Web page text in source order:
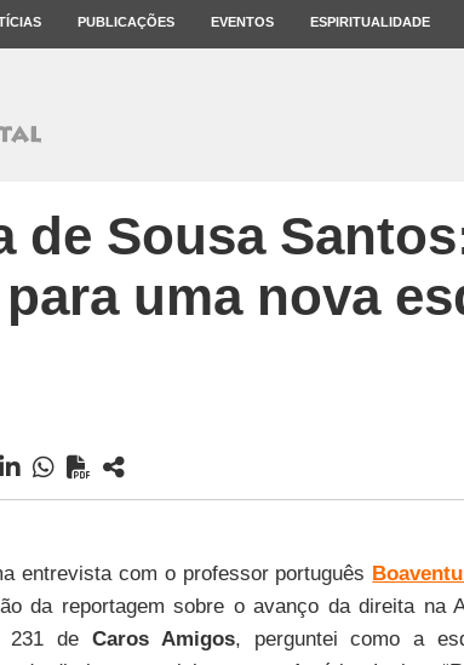
PUBLICAÇÕES EVENTOS ESPIRITUALIDADE
de Sousa
uma nova
entrevista com o professor português
da reportagem sobre o avanço da direita na
231 de Caros Amigos, perguntei como a